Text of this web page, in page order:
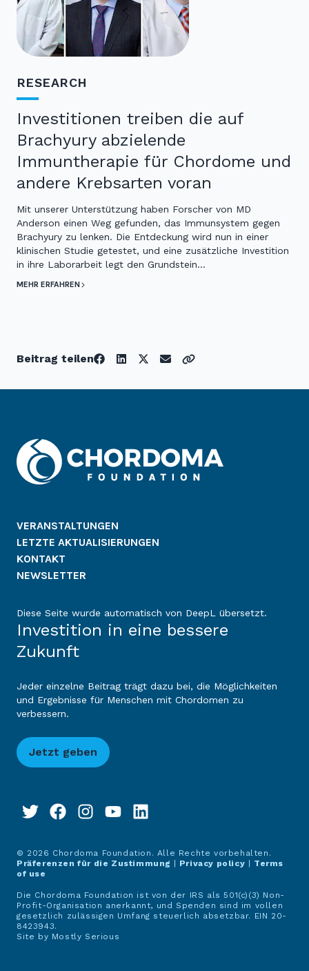
RESEARCH
Investitionen treiben die auf
Brachyury abzielende
Immuntherapie für Chordome und
andere Krebsarten voran
Mit unserer Unterstützung haben Forscher von MD
Anderson einen Weg gefunden, das Immunsystem gegen
Brachyury zu lenken. Die Entdeckung wird nun in einer
klinischen Studie getestet, und eine zusätzliche Investition
in ihre Laborarbeit legt den Grundstein…
MEHR ERFAHREN
Beitrag teilen
VERANSTALTUNGEN
LETZTE AKTUALISIERUNGEN
KONTAKT
NEWSLETTER
Diese Seite wurde automatisch von DeepL übersetzt.
Investition in eine bessere
Zukunft
Jeder einzelne Beitrag trägt dazu bei, die Möglichkeiten
und Ergebnisse für Menschen mit Chordomen zu
verbessern.
Jetzt geben
© 2026 Chordoma Foundation. Alle Rechte vorbehalten.
Präferenzen für die Zustimmung
Privacy policy
Terms
of use
Die Chordoma Foundation ist von der IRS als 501(c)(3) Non-
Profit-Organisation anerkannt, und Spenden sind im vollen
gesetzlich zulässigen Umfang steuerlich absetzbar. EIN 20-
8423943.
Site by Mostly Serious